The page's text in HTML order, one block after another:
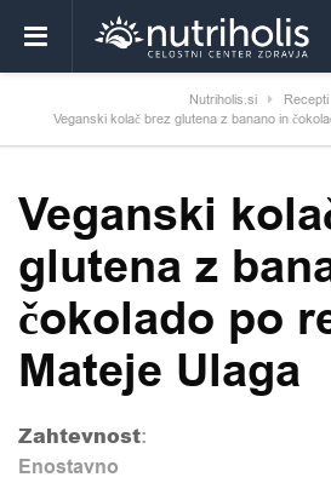
Nutriholis.si
Recepti
Veganski kolač brez glutena z banano in
Veganski
glutena z
čokolado po
Mateje Ulaga
Zahtevnost:
Enostavno